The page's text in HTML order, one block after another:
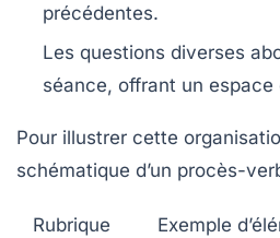
précédentes.
Les questions diverses
séance, offrant un espace
Pour illustrer cette
schématique d’un procès-
Rubrique
Exemple